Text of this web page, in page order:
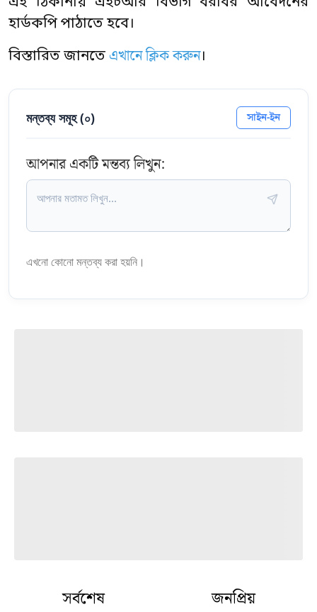
হার্ডকপি পাঠাতে হবে।
বিস্তারিত জানতে এখানে ক্লিক করুন।
মন্তব্য সমূহ (০) সাইন-ইন
আপনার একটি মন্তব্য লিখুন:
এখনো কোনো মন্তব্য করা হয়নি।
সর্বশেষ জনপ্রিয়